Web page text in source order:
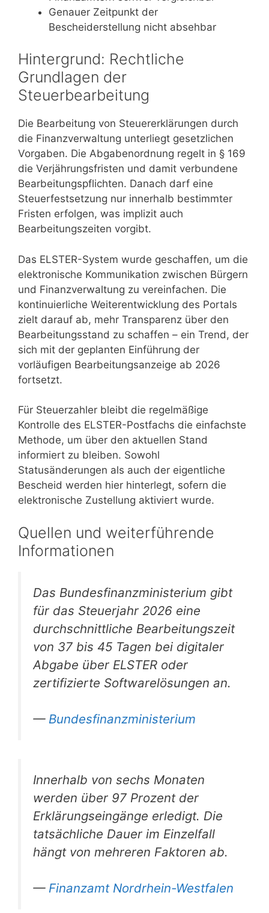
Genauer Zeitpunkt der
Bescheiderstellung nicht absehbar
Hintergrund: Rechtliche
Grundlagen der
Steuerbearbeitung
Die Bearbeitung von Steuererklärungen durch
die Finanzverwaltung unterliegt gesetzlichen
Vorgaben. Die Abgabenordnung regelt in § 169
die Verjährungsfristen und damit verbundene
Bearbeitungspflichten. Danach darf eine
Steuerfestsetzung nur innerhalb bestimmter
Fristen erfolgen, was implizit auch
Bearbeitungszeiten vorgibt.
Das ELSTER-System wurde geschaffen, um die
elektronische Kommunikation zwischen Bürgern
und Finanzverwaltung zu vereinfachen. Die
kontinuierliche Weiterentwicklung des Portals
zielt darauf ab, mehr Transparenz über den
Bearbeitungsstand zu schaffen – ein Trend, der
sich mit der geplanten Einführung der
vorläufigen Bearbeitungsanzeige ab 2026
fortsetzt.
Für Steuerzahler bleibt die regelmäßige
Kontrolle des ELSTER-Postfachs die einfachste
Methode, um über den aktuellen Stand
informiert zu bleiben. Sowohl
Statusänderungen als auch der eigentliche
Bescheid werden hier hinterlegt, sofern die
elektronische Zustellung aktiviert wurde.
Quellen und weiterführende
Informationen
Das Bundesfinanzministerium gibt
für das Steuerjahr 2026 eine
durchschnittliche Bearbeitungszeit
von 37 bis 45 Tagen bei digitaler
Abgabe über ELSTER oder
zertifizierte Softwarelösungen an.
— Bundesfinanzministerium
Innerhalb von sechs Monaten
werden über 97 Prozent der
Erklärungseingänge erledigt. Die
tatsächliche Dauer im Einzelfall
hängt von mehreren Faktoren ab.
— Finanzamt Nordrhein-Westfalen